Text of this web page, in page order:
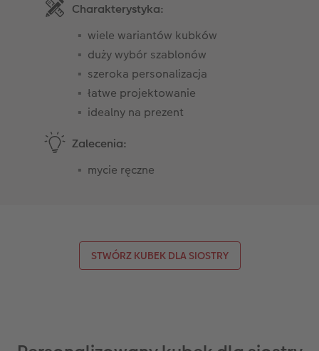
Charakterystyka:
wiele wariantów kubków
duży wybór szablonów
szeroka personalizacja
łatwe projektowanie
idealny na prezent
Zalecenia:
mycie ręczne
STWÓRZ KUBEK DLA SIOSTRY